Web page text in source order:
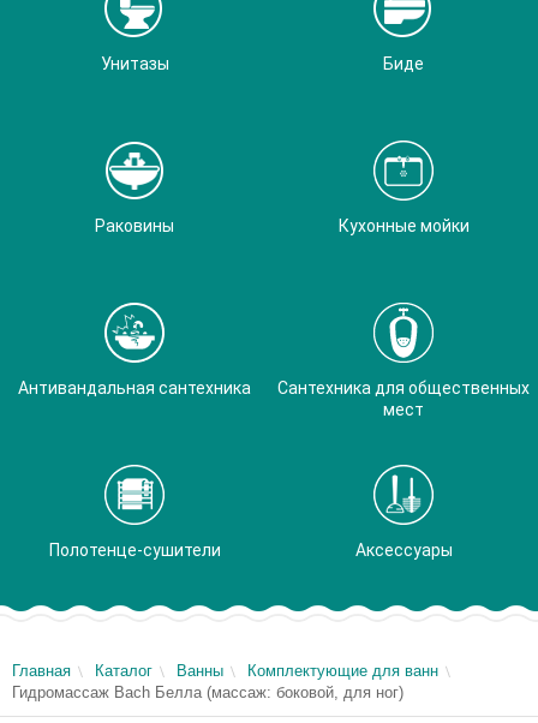
Унитазы Биде
Раковины Кухонные мойки
Антивандальная сантехника
Сантехника для общественных
мест
Полотенце-сушители Аксессуары
Главная Каталог Ванны
Комплектующие для ванн
Гидромассаж Bach Белла (массаж: боковой, для ног)